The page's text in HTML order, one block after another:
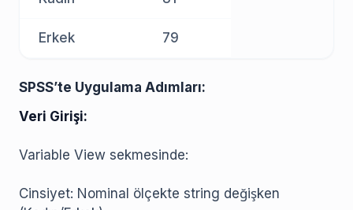
Erkek 79
SPSS’te Uygulama Adımları:
Veri Girişi:
Variable View sekmesinde:
Cinsiyet: Nominal ölçekte string değişken